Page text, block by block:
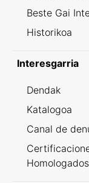
Beste Gai
Historikoa
Interesgarria
Dendak
Katalogoa
Canal de
Homologados